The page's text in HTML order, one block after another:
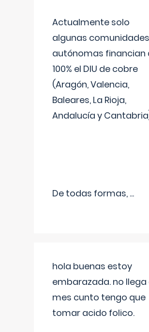
Actualmente solo
algunas comunidades
autónomas financian
100% el DIU de cobre
(Aragón, Valencia,
Baleares, La Rioja,
Andalucía y
De todas formas, ...
hola buenas estoy
embarazada. no llega
mes cunto tengo que
tomar acido folico.